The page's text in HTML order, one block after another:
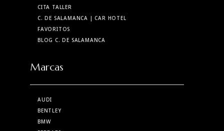
CITA TALLER
C. DE SALAMANCA | CAR HOTEL
FAVORITOS
BLOG C. DE SALAMANCA
Marcas
AUDI
BENTLEY
BMW